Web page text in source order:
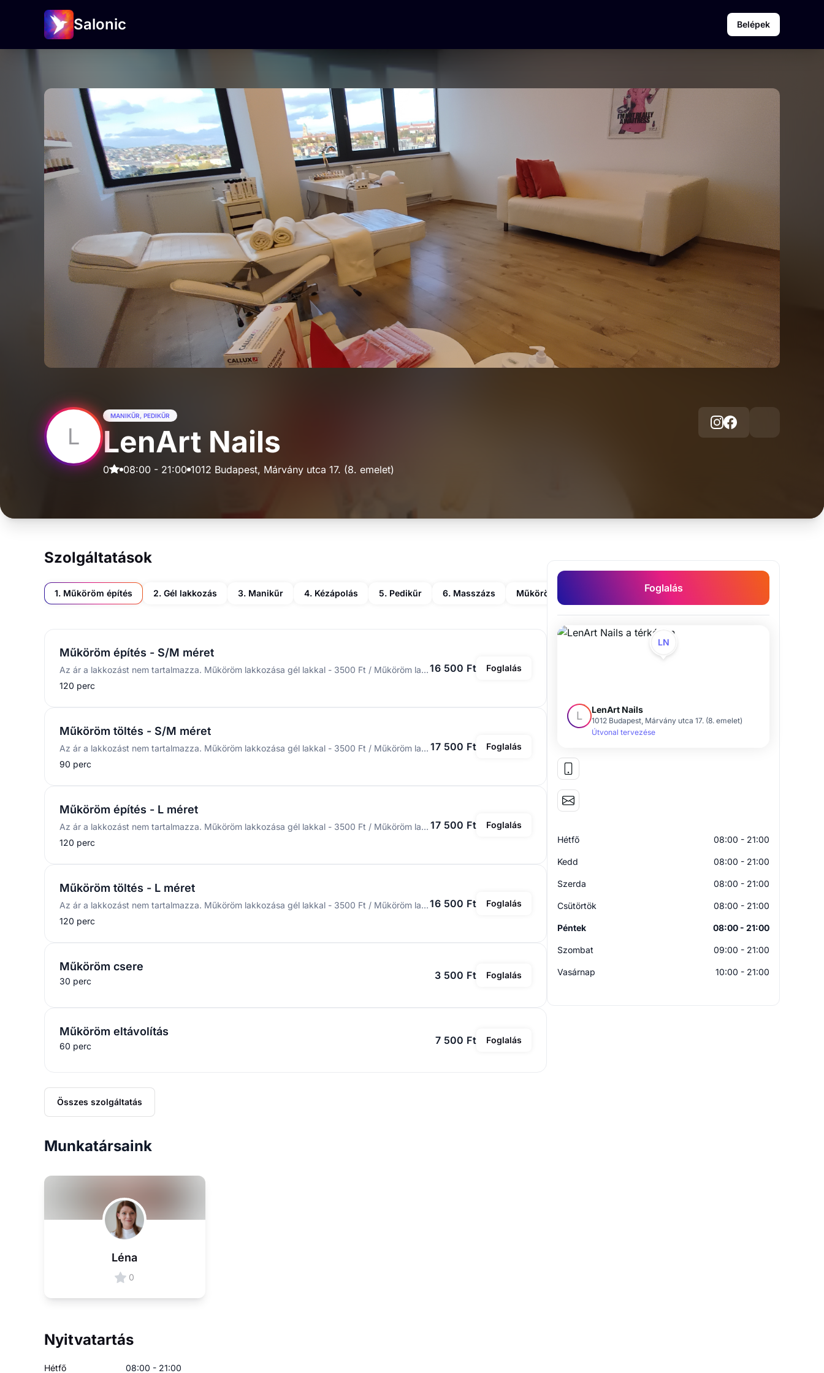
Salonic Belépek
L
MANIKŰR, PEDIKŰR
LenArt Nails
0 08:00- 21:00 1012 Budapest, Márvány utca 17. (8. emelet)
Szolgáltatások
1. Műköröm építés 2. Gél lakkozás 3. Manikűr 4. Kézápolás 5. Pedikűr 6. Masszázs Műköröm építés zselével, gél lakkal
Műköröm építés - S/M méret
Az ár a lakkozást nem tartalmazza. Műköröm lakkozása gél lakkal - 3500 Ft / Műköröm lakkozása - 2500 Ft / Francia - 1500 Ft / Ombre - 1500 Ft / Babyboomer - 1500 Ft / Díszítés - 250 Ft/db
120 perc
16 500 Ft Foglalás
Műköröm töltés - S/M méret
Az ár a lakkozást nem tartalmazza. Műköröm lakkozása gél lakkal - 3500 Ft / Műköröm lakkozása - 2500 Ft / Francia - 1500 Ft / Ombre - 1500 Ft / Babyboomer - 1500 Ft / Díszítés - 250 Ft/db
90 perc
17 500 Ft Foglalás
Műköröm építés - L méret
Az ár a lakkozást nem tartalmazza. Műköröm lakkozása gél lakkal - 3500 Ft / Műköröm lakkozása - 2500 Ft / Francia - 1500 Ft / Ombre - 1500 Ft / Babyboomer - 1500 Ft / Díszítés - 250 Ft/db
120 perc
17 500 Ft Foglalás
Műköröm töltés - L méret
Az ár a lakkozást nem tartalmazza. Műköröm lakkozása gél lakkal - 3500 Ft / Műköröm lakkozása - 2500 Ft / Francia - 1500 Ft / Ombre - 1500 Ft / Babyboomer - 1500 Ft / Díszítés - 250 Ft/db
120 perc
16 500 Ft Foglalás
Műköröm csere
30 perc 3 500 Ft Foglalás
Műköröm eltávolítás
60 perc 7 500 Ft Foglalás
Összes szolgáltatás
Munkatársaink
Léna
0
Nyitvatartás
Hétfő 08:00 - 21:00
Foglalás
LN
L LenArt Nails
1012 Budapest, Márvány utca 17. (8. emelet)
Útvonal tervezése
Hétfő 08:00 - 21:00
Kedd 08:00 - 21:00
Szerda 08:00 - 21:00
Csütörtök 08:00 - 21:00
Péntek 08:00 - 21:00
Szombat 09:00 - 21:00
Vasárnap 10:00 - 21:00